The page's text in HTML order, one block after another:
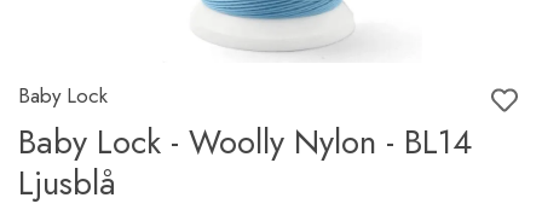
Baby Lock
Baby Lock - Woolly Nylon - BL14
Ljusblå